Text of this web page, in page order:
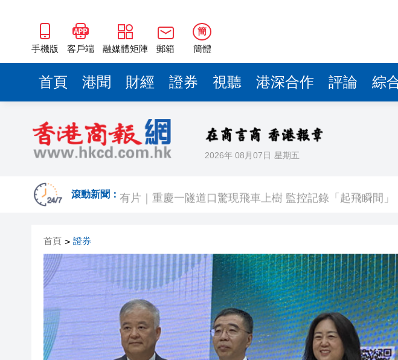
手機版 客戶端 融媒體矩陣 郵箱
簡
簡體
首頁 港聞 財經 證券 視聽 港深合作 評論 綜
2026年 08月07日 星期五
滾動新聞： 有片｜重慶一隧道口驚現飛車上樹 監控記錄「起飛瞬間」
【A股午評】三大指數集體上漲 創業板指漲1.75%
58歲男子失蹤半月 今於馬鞍山女婆山發現遺體
A股多家光伏龍頭回應「美國加徵關稅」
人行據報正增加在香港的黃金儲備 支持香港成為黃金交易
首頁 > 證券